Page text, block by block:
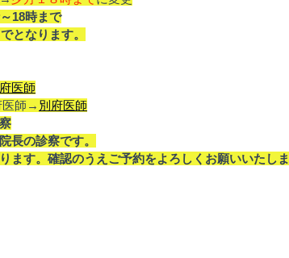
18時まで
となります。
医師
医師→ 別府医師
長の診察です。
ます。確認のうえご予約をよろしくお願いいたしま